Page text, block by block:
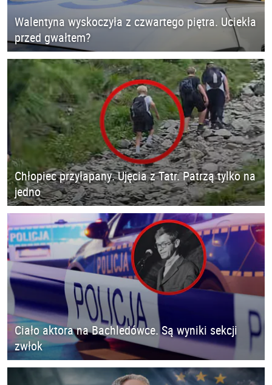
Walentyna wyskoczyła z czwartego piętra. Uciekła
przed gwałtem?
Chłopiec przyłapany. Ujęcia z Tatr. Patrzą tylko na
jedno
Ciało aktora na Bachledówce. Są wyniki sekcji
zwłok